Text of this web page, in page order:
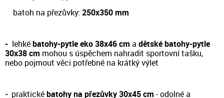
batoh na přezůvky: 250x350 mm
- lehkébatohy-pytle eko 38x46 cm a dětské batohy-pytle
30x38 cm mohou s úspěchem nahradit sportovní tašku,
nebo pojmout věci potřebné na krátký výlet
- praktickébatohy na přezůvky 30x45 cm - odolné a